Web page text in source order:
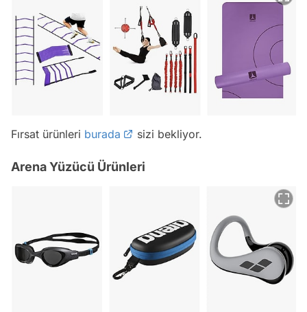
Fırsat ürünleri burada sizi bekliyor.
Arena Yüzücü Ürünleri